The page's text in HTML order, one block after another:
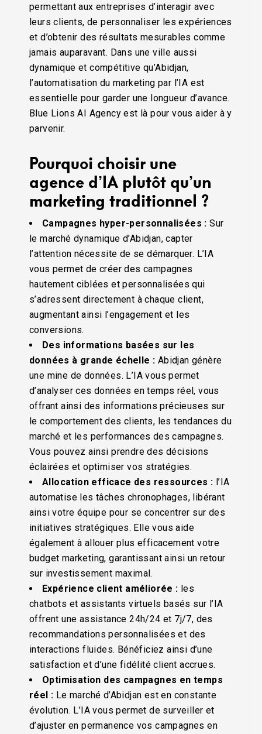
permettant aux entreprises d’interagir avec
leurs clients, de personnaliser les expériences
et d’obtenir des résultats mesurables comme
jamais auparavant. Dans une ville aussi
dynamique et compétitive qu’Abidjan,
l’automatisation du marketing par l’IA est
essentielle pour garder une longueur d’avance.
Blue Lions AI Agency est là pour vous aider à y
parvenir.
Pourquoi choisir une
agence d’IA plutôt qu’un
marketing traditionnel ?
Campagnes hyper-personnalisées :Sur
le marché dynamique d’Abidjan, capter
l’attention nécessite de se démarquer. L’IA
vous permet de créer des campagnes
hautement ciblées et personnalisées qui
s’adressent directement à chaque client,
augmentant ainsi l’engagement et les
conversions.
Des informations basées sur les
données à grande échelle : Abidjan génère
une mine de données. L’IA vous permet
d’analyser ces données en temps réel, vous
offrant ainsi des informations précieuses sur
le comportement des clients, les tendances du
marché et les performances des campagnes.
Vous pouvez ainsi prendre des décisions
éclairées et optimiser vos stratégies.
Allocation efficace des ressources : l’IA
automatise les tâches chronophages, libérant
ainsi votre équipe pour se concentrer sur des
initiatives stratégiques. Elle vous aide
également à allouer plus efficacement votre
budget marketing, garantissant ainsi un retour
sur investissement maximal.
Expérience client améliorée : les
chatbots et assistants virtuels basés sur l’IA
offrent une assistance 24h/24 et 7j/7, des
recommandations personnalisées et des
interactions fluides. Bénéficiez ainsi d’une
satisfaction et d’une fidélité client accrues.
Optimisation des campagnes en temps
réel : Le marché d’Abidjan est en constante
évolution. L’IA vous permet de surveiller et
d’ajuster en permanence vos campagnes en